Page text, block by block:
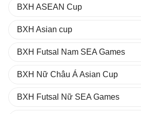
BXH ASEAN Cup
BXH Asian cup
BXH Futsal Nam SEA Games
BXH Nữ Châu Á Asian Cup
BXH Futsal Nữ SEA Games